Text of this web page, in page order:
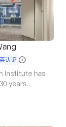
认证
Institute has
years